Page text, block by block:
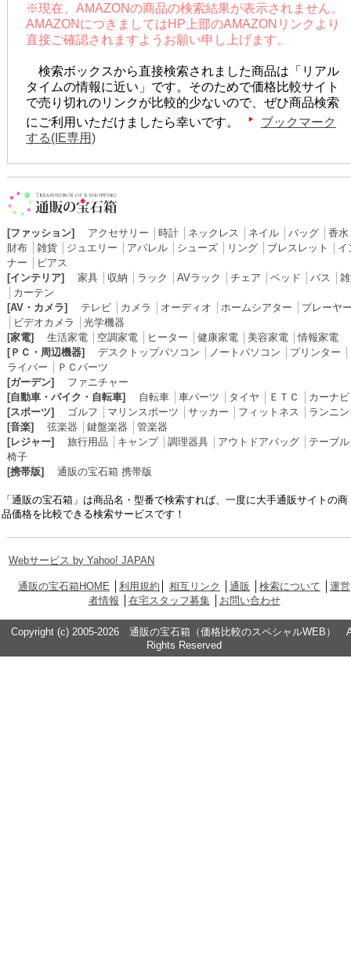
※現在、AMAZONの商品の検索結果が表示されません。
AMAZONにつきましてはHP上部のAMAZONリンクより
直接ご確認されますようお願い申し上げます。
検索ボックスから直接検索されました商品は「リアル
タイムの情報に近い」です。そのためで価格比較サイト
で売り切れのリンクが比較的少ないので、ぜひ商品検索
にご利用いただけましたら幸いです。
ブックマーク
する(IE専用)
[ファッション] アクセサリー 時計 ネックレス ネイル │バッグ │香水
財布 │雑貨 ジュエリー アパレル シューズ リング ブレスレット
イ
ナー
ピアス
[インテリア]
家具 収納 ラック │AVラック │チェア │ベッド │バス │
カーテン
[AV・カメラ]
テレビ カメラ オーディオ ホームシアター
プレーヤ
ビデオカメラ │光学機器
[家電]
生活家電 空調家電 ヒーター │健康家電 美容家電 │情報家電
[ＰＣ・周辺機器]
デスクトップパソコン ノートパソコン プリンター
ライバー
ＰＣパーツ
[ガーデン]
ファニチャー
[自動車・バイク・自転車]
自転車 │車パーツ タイヤ ＥＴＣ
カーナビ
[スポーツ]
ゴルフ マリンスポーツ │サッカー フィットネス
ランニ
[音楽]
弦楽器 │鍵盤楽器 │管楽器
[レジャー]
旅行用品 キャンプ│調理器具 アウトドアバッグ
テーブ
椅子
[携帯版]
通販の宝石箱 携帯版
「通販の宝石箱」は商品名・型番で検索すれば、一度に大手通販サイトの商
品価格を比較できる検索サービスです！
Webサービス by Yahoo! JAPAN
通販の宝石箱HOME 利用規約 相互リンク 通販 検索について
運営
者情報
在宅スタッフ募集│ お問い合わせ
Copyright (c) 2005-2026 通販の宝石箱（価格比較のスペシャルWEB）
Rights Reserved